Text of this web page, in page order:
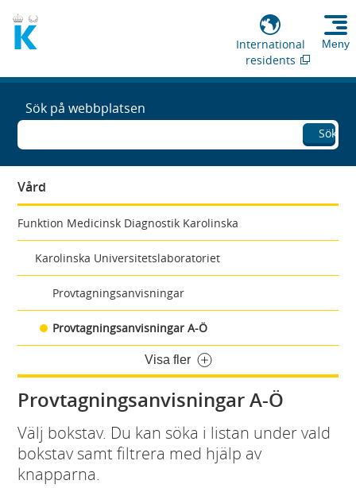
International
residents
Meny
Sök på webbplatsen
Sök
Vård
Funktion Medicinsk Diagnostik Karolinska
Karolinska Universitetslaboratoriet
Provtagningsanvisningar
Provtagningsanvisningar A-Ö
Visa fler
Provtagningsanvisningar A-Ö
Välj bokstav. Du kan söka i listan under vald
bokstav samt filtrera med hjälp av
knapparna.